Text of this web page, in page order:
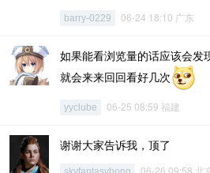
barry-0229 06-24 18:10 广东
如果能看浏览量的话应该会发
就会来来回回看好几次
yyclube 06-25 08:59 福建
谢谢大家告诉我，顶了
06-26 09:58 北